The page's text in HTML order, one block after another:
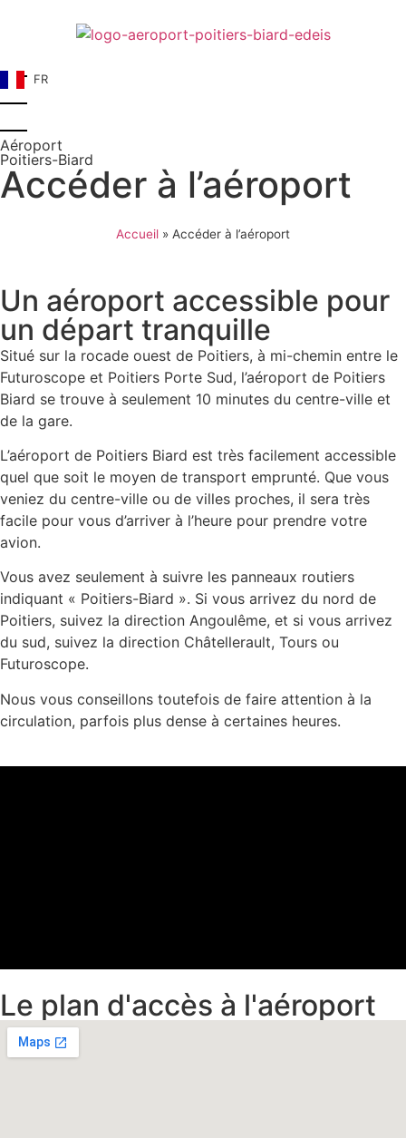
FR
Aéroport
Poitiers-Biard
Accéder à l’aéroport
Accueil » Accéder à l’aéroport
Un aéroport accessible pour
un départ tranquille
Situé sur la rocade ouest de Poitiers, à mi-chemin entre le
Futuroscope et Poitiers Porte Sud, l’aéroport de Poitiers
Biard se trouve à seulement 10 minutes du centre-ville et
de la gare.
L’aéroport de Poitiers Biard est très facilement accessible
quel que soit le moyen de transport emprunté. Que vous
veniez du centre-ville ou de villes proches, il sera très
facile pour vous d’arriver à l’heure pour prendre votre
avion.
Vous avez seulement à suivre les panneaux routiers
indiquant « Poitiers-Biard ». Si vous arrivez du nord de
Poitiers, suivez la direction Angoulême, et si vous arrivez
du sud, suivez la direction Châtellerault, Tours ou
Futuroscope.
Nous vous conseillons toutefois de faire attention à la
circulation, parfois plus dense à certaines heures.
Le plan d'accès à l'aéroport